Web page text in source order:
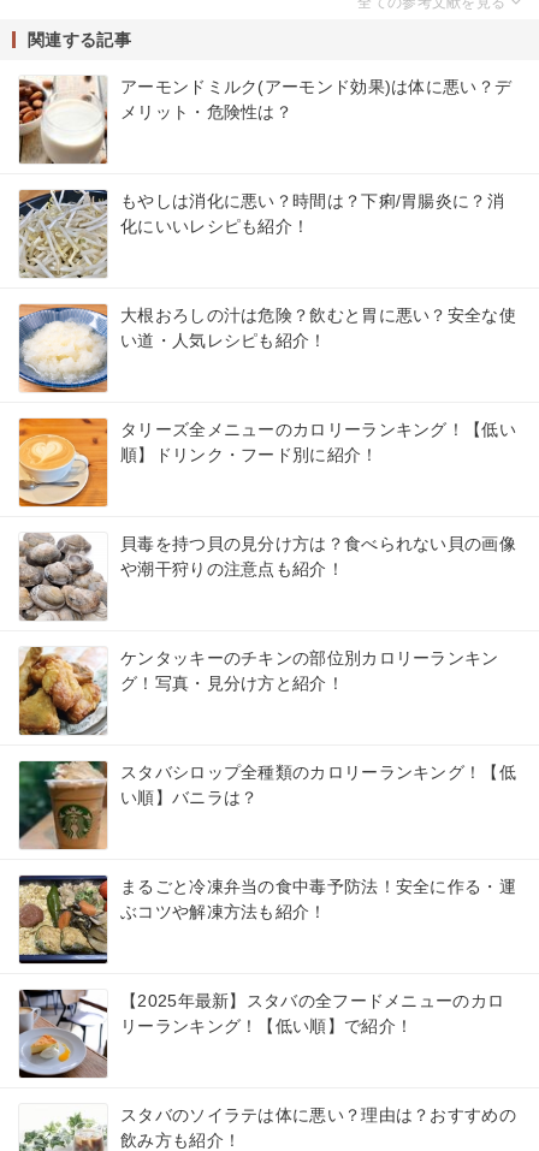
関連する記事
アーモンドミルク(アーモンド効果)は体に悪い？デ
メリット・危険性は？
もやしは消化に悪い？時間は？下痢/胃腸炎に？消
化にいいレシピも紹介！
大根おろしの汁は危険？飲むと胃に悪い？安全な使
い道・人気レシピも紹介！
タリーズ全メニューのカロリーランキング！【低い
順】ドリンク・フード別に紹介！
貝毒を持つ貝の見分け方は？食べられない貝の画像
や潮干狩りの注意点も紹介！
ケンタッキーのチキンの部位別カロリーランキン
グ！写真・見分け方と紹介！
スタバシロップ全種類のカロリーランキング！【低
い順】バニラは？
まるごと冷凍弁当の食中毒予防法！安全に作る・運
ぶコツや解凍方法も紹介！
【2025年最新】スタバの全フードメニューのカロ
リーランキング！【低い順】で紹介！
スタバのソイラテは体に悪い？理由は？おすすめの
飲み方も紹介！